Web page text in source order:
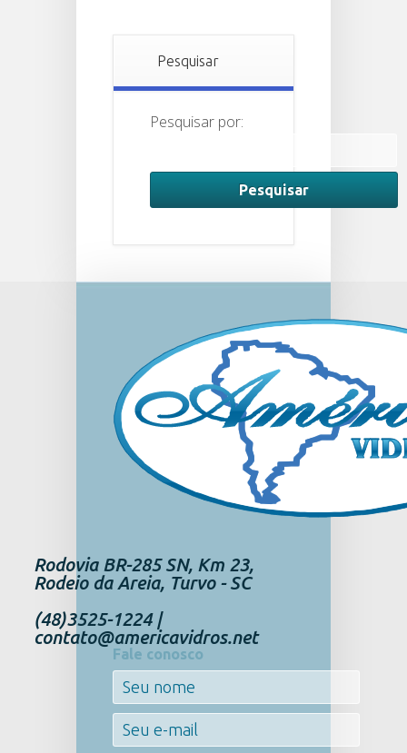
Pesquisar
Pesquisar por:
Rodovia BR-285 SN, Km 23,
Rodeio da Areia, Turvo - SC
(48)3525-1224 |
contato@americavidros.net
Fale conosco